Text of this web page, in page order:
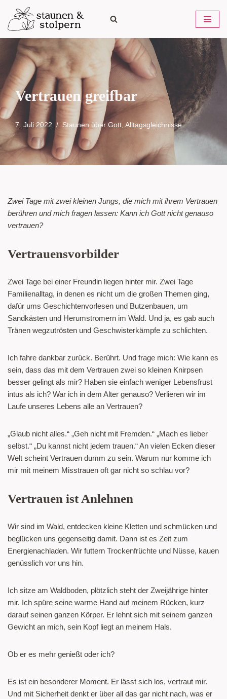
Zum
Inhalt
springen
Vertrauen greifbar
7. Juli 2022 Staunen über Gott Alltagsgleichnisse
Zwei Tage mit zwei kleinen Jungs, die mich mit ihrem Vertrauen
berühren und mich fragen lassen: Kann ich Gott nicht genauso
vertrauen?
Vertrauensvorbilder
Zwei Tage bei einer Freundin liegen hinter mir. Zwei Tage
Familienalltag, in denen es nicht um die großen Themen ging,
dafür ums Geschichtenvorlesen und Butzenbauen, um
Sandkästen und Herumstromern im Wald. Und ja, es gab auch
Tränen wegzutrösten und Geschwisterkämpfe zu schlichten.
Ich fahre dankbar zurück. Berührt. Und frage mich: Wie kann es
sein, dass das mit dem Vertrauen zwei so kleinen Knirpsen
besser gelingt als mir? Haben sie einfach weniger Lebensfrust
intus als ich? War ich in dem Alter genauso? Verlieren wir im
Laufe unseres Lebens alle an Vertrauen?
„Glaub nicht alles.“ „Geh nicht mit Fremden.“ „Mach es lieber
selbst.“ „Du kannst nicht jedem trauen.“ An vielen Ecken dieser
Welt scheint Vertrauen dumm zu sein. Warum nur komme ich
mir mit meinem Misstrauen oft gar nicht so schlau vor?
Vertrauen ist Anlehnen
Wir sind im Wald, entdecken kleine Kletten und schmücken und
beglücken uns gegenseitig damit. Dann ist es Zeit zum
Energienachladen. Wir futtern Trockenfrüchte und Nüsse, kauen
genüsslich vor uns hin.
Ich sitze am Waldboden, plötzlich steht der Zweijährige hinter
mir. Ich spüre seine warme Hand auf meinem Rücken, kurz
darauf seinen ganzen Körper. Er lehnt sich mit seinem ganzen
Gewicht an mich, sein Kopf liegt an meinem Hals.
Ob er es mehr genießt oder ich?
Es ist ein besonderer Moment. Er lässt sich los, vertraut mir.
Und mit Sicherheit denkt er über all das gar nicht nach, was er